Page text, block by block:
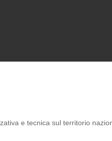
e tecnica sul territorio